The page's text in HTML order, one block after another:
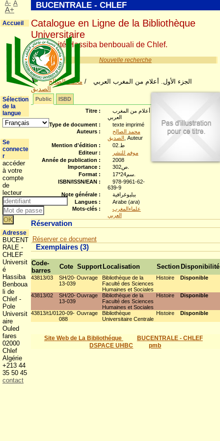
Nouvelle recherche
الجزء الأول. أعلام من المغرب العربي / محمد الصالح
الصديق
Public
ISBD
Titre :
أعلام من المغرب
العربي
Type de document :
texte imprimé
Auteurs :
محمد الصالح
الصديق , Auteur
Mention d'édition :
ط.02
Editeur :
موفم للنشر
Année de publication :
2008
Importance :
302ص.
Format :
17*24سم.
ISBN/ISSN/EAN :
978-9961-62-
639-9
Note générale :
ببليوغرافية
Langues :
Arabe (ara)
Mots-clés :
علماءالمغرب
العربي
Réservation
Réserver ce document
Exemplaires (3)
Code-
barres
Cote Support Localisation Section Disponibilité
43813/03
SH/20-
13-039
Ouvrage
Bibliothèque de la
Faculté des Sciences
Humaines et Sociales
Histoire Disponible
43813/02
SH/20-
13-039
Ouvrage
Bibliothèque de la
Faculté des Sciences
Humaines et Sociales
Histoire Disponible
43813/t1/0120-09-
088
Ouvrage
Bibliothèque
Universitaire Centrale
Histoire Disponible
Site Web de La Bibliothéque
BUCENTRALE - CHLEF
DSPACE UHBC
pmb
BUCENTRALE - CHLEF
Catalogue en Ligne de la Bibliothèque
Universitaire
Université Hassiba benbouali de Chlef.
A- A
A+
Accueil
Sélection
de la
langue
Se
connecte
r
accéder
à votre
compte
de
lecteur
Adresse
BUCENT
RALE -
CHLEF
Universit
é
Hassiba
Benboua
li de
Chlef -
Pole
Universit
aire
Ouled
fares
02000
Chlef
Algérie
+213 44
35 50 45
contact